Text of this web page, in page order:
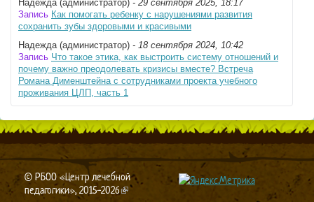
Надежда (администратор) - 29 сентября 2025, 18:17
Запись Как помогать ребенку с нарушениями развития
сохранить зубы здоровыми и красивыми
Надежда (администратор) - 18 сентября 2024, 10:42
Запись Что такое этика, как выстроить систему отношений и
почему важно преодолевать кризисы вместе? Встреча
Романа Дименштейна с сотрудниками проекта учебного
проживания ЦЛП, часть 1
© РБОО «Центр лечебной
педагогики», 2015-2026(link is external)